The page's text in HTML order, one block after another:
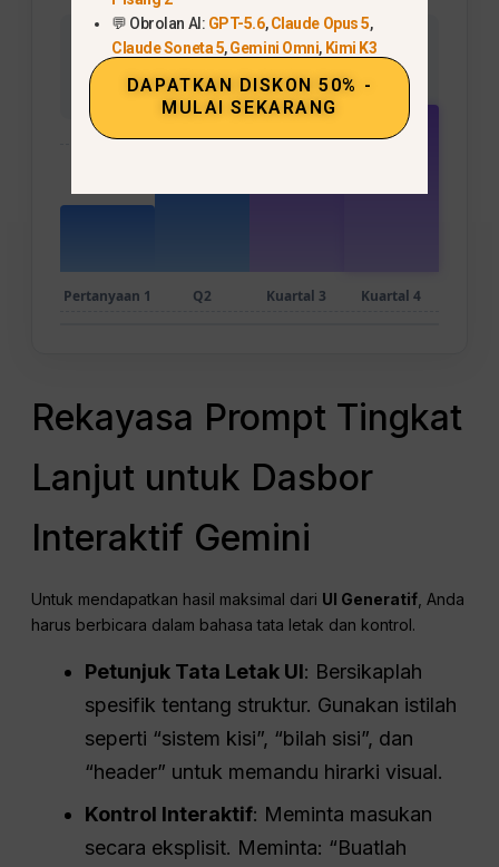
Harga Satuan (Simulasi)
Pertanyaan 1 Q2 Kuartal 3 Kuartal 4
Rekayasa Prompt Tingkat
Lanjut untuk Dasbor
Interaktif Gemini
Untuk mendapatkan hasil maksimal dari UI Generatif , Anda
harus berbicara dalam bahasa tata letak dan kontrol.
Petunjuk Tata Letak UI: Bersikaplah
spesifik tentang struktur. Gunakan istilah
seperti “sistem kisi”, “bilah sisi”, dan
“header” untuk memandu hirarki visual.
Kontrol Interaktif: Meminta masukan
secara eksplisit. Meminta: “Buatlah
💬 Obrolan AI: GPT-5.6,Claude Opus 5,
Claude Soneta 5,Gemini Omni, Kimi K3
DAPATKAN DISKON 50% -
MULAI SEKARANG